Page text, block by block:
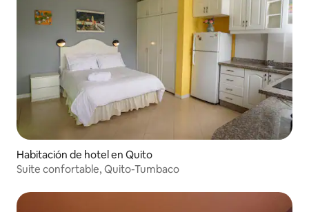
Habitación de hotel en Quito
Suite confortable, Quito-Tumbaco